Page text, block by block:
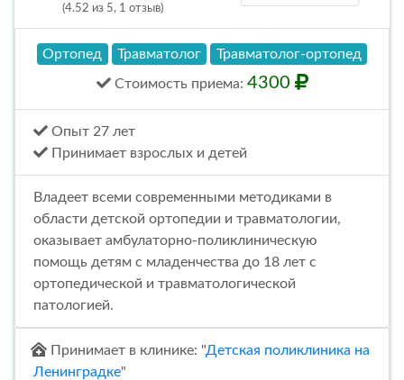
(4.52 из 5, 1 отзыв)
Ортопед Травматолог Травматолог-ортопед
Стоимость приема: 4300
Опыт 27 лет
Принимает взрослых и детей
Владеет всеми современными методиками в
области детской ортопедии и травматологии,
оказывает амбулаторно-поликлиническую
помощь детям с младенчества до 18 лет с
ортопедической и травматологической
патологией.
Принимает в клинике: "Детская поликлиника на
Ленинградке"